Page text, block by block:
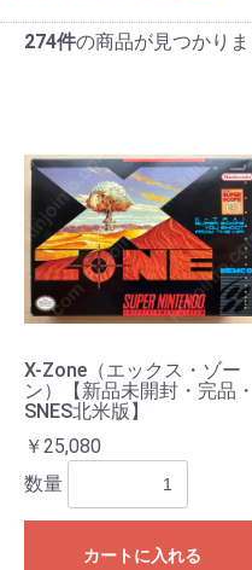
274件の商品が見つかりま
X-Zone（エックス・ゾー
ン）【新品未開封・完品・
SNES北米版】
￥25,080
数量
カートに入れる